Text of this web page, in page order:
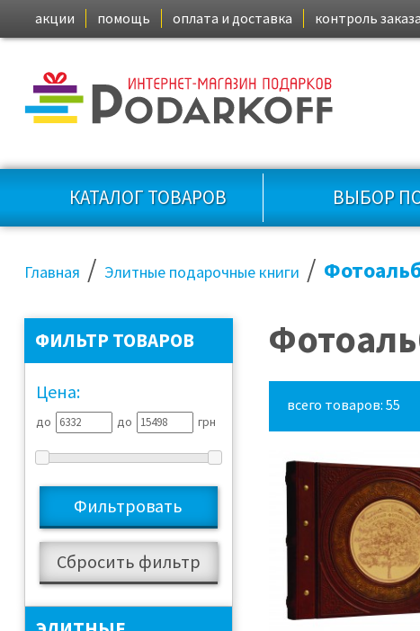
акции помощь оплата и доставка контроль заказа
КАТАЛОГ ТОВАРОВ ВЫБОР
Главная / Элитные подарочные книги /
ФИЛЬТР ТОВАРОВ
Цена:
до до грн
всего товаров: 55